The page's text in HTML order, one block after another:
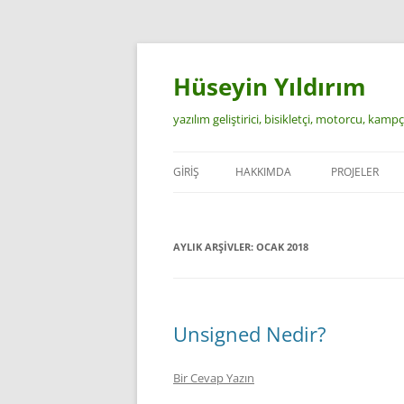
İçeriğe
Hüseyin Yıldırım
yazılım geliştirici, bisikletçi, motorcu,
GIRIŞ HAKKIMDA PROJELER
AYLIK ARŞIVLER: OCAK 2018
Unsigned Nedir?
Bir Cevap Yazın